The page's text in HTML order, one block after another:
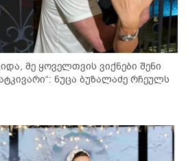
მე ყოველთვის ვიქნები შენი
ნუცა ბუზალაძე რჩეულს